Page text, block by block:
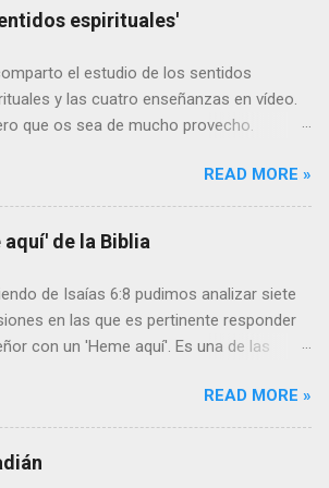
espirituales'
el estudio de los sentidos
y las cuatro enseñanzas en vídeo.
que os sea de mucho provecho.
CINCO SENTIDOS Hebreos 5:11-14 11
de esto tenemos mucho que decir, y
de explicar, por cuanto os habéis hecho
para oír. 12 Porque debiendo ser ya
de que se os vuelva a enseñar
son los primeros rudimentos de las
de Dios; y habéis llegado a ser tales
tenéis necesidad de leche, y no de alimento
es niño; 14 pero el alimento sólido es
READ MORE »
de la Biblia
de Isaías 6:8 pudimos analizar siete
en las que es pertinente responder
con un 'Heme aquí'. Es una de las
dar cuando se nos requiera. Isaías
oí la voz del Señor, que decía: ¿A
enviaré, y quién irá por nosotros?
READ MORE »